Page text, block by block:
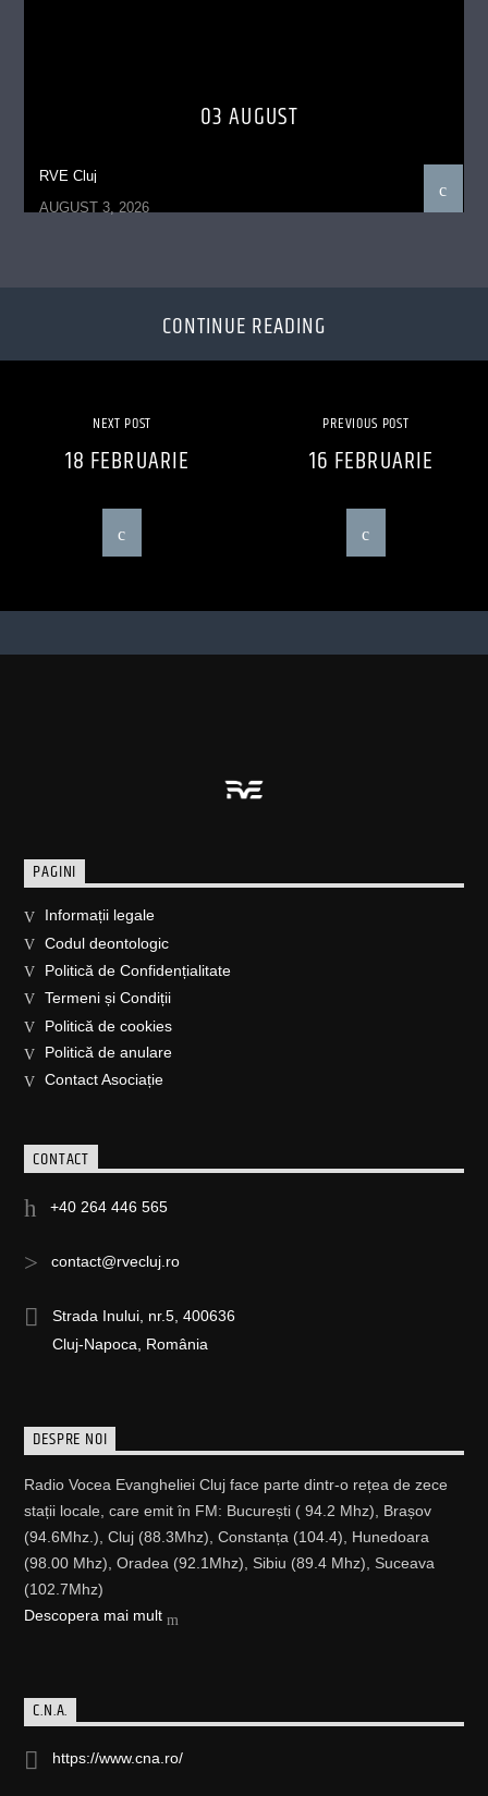
03 AUGUST
RVE Cluj
AUGUST 3, 2026
CONTINUE READING
NEXT POST
18 FEBRUARIE
PREVIOUS POST
16 FEBRUARIE
PAGINI
Informații legale
Codul deontologic
Politică de Confidențialitate
Termeni și Condiții
Politică de cookies
Politică de anulare
Contact Asociație
CONTACT
+40 264 446 565
contact@rvecluj.ro
Strada Inului, nr.5, 400636
Cluj-Napoca, România
DESPRE NOI
Radio Vocea Evangheliei Cluj face parte dintr-o rețea de zece
stații locale, care emit în FM: București ( 94.2 Mhz), Brașov
(94.6Mhz.), Cluj (88.3Mhz), Constanța (104.4), Hunedoara
(98.00 Mhz), Oradea (92.1Mhz), Sibiu (89.4 Mhz), Suceava
(102.7Mhz)
Descopera mai mult
C.N.A.
https://www.cna.ro/